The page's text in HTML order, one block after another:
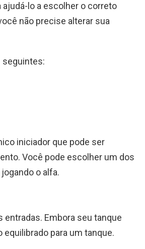
lo a escolher o correto
não precise alterar sua
seguintes:
iniciador que pode ser
Você pode escolher um dos
o alfa.
entradas. Embora seu tanque
para um tanque.